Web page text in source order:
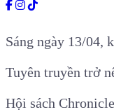
Sáng ngày 13/04,
Tuyên truyền trở
Hội sách